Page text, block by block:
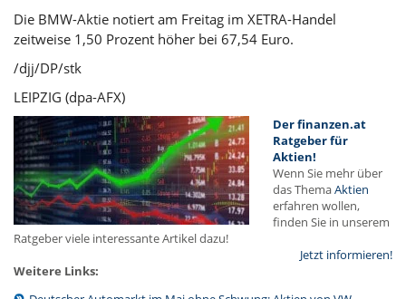
Die BMW-Aktie notiert am Freitag im XETRA-Handel
zeitweise 1,50 Prozent höher bei 67,54 Euro.
/djj/DP/stk
LEIPZIG (dpa-AFX)
Der finanzen.at
Ratgeber für
Aktien!
Wenn Sie mehr über
das ThemaAktien
erfahren wollen,
finden Sie in unserem
Ratgeber viele interessante Artikel dazu!
Jetzt informieren!
Weitere Links: